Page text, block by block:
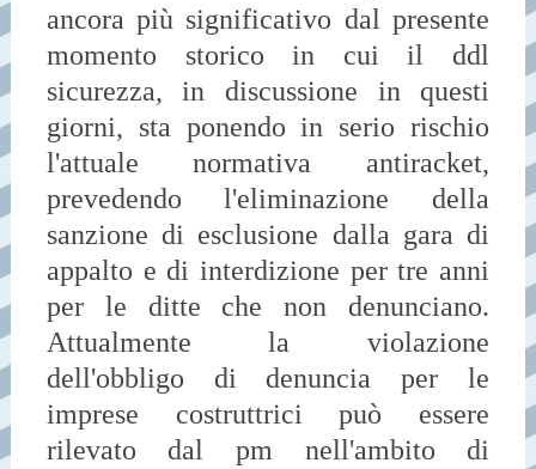
ancora più significativo dal presente
momento storico in cui il ddl
sicurezza, in discussione in questi
giorni, sta ponendo in serio rischio
l'attuale normativa antiracket,
prevedendo l'eliminazione della
sanzione di esclusione dalla gara di
appalto e di interdizione per tre anni
per le ditte che non denunciano.
Attualmente la violazione
dell'obbligo di denuncia per le
imprese costruttrici può essere
rilevato dal pm nell'ambito di